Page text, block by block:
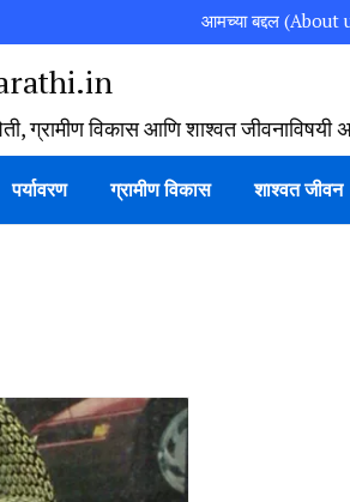
आमच्या बद्दल (About
ग्रामीण विकास आणि शाश्वत जीवनाविषयी
पर्यावरण ग्रामीण विकास शाश्वत जीवन